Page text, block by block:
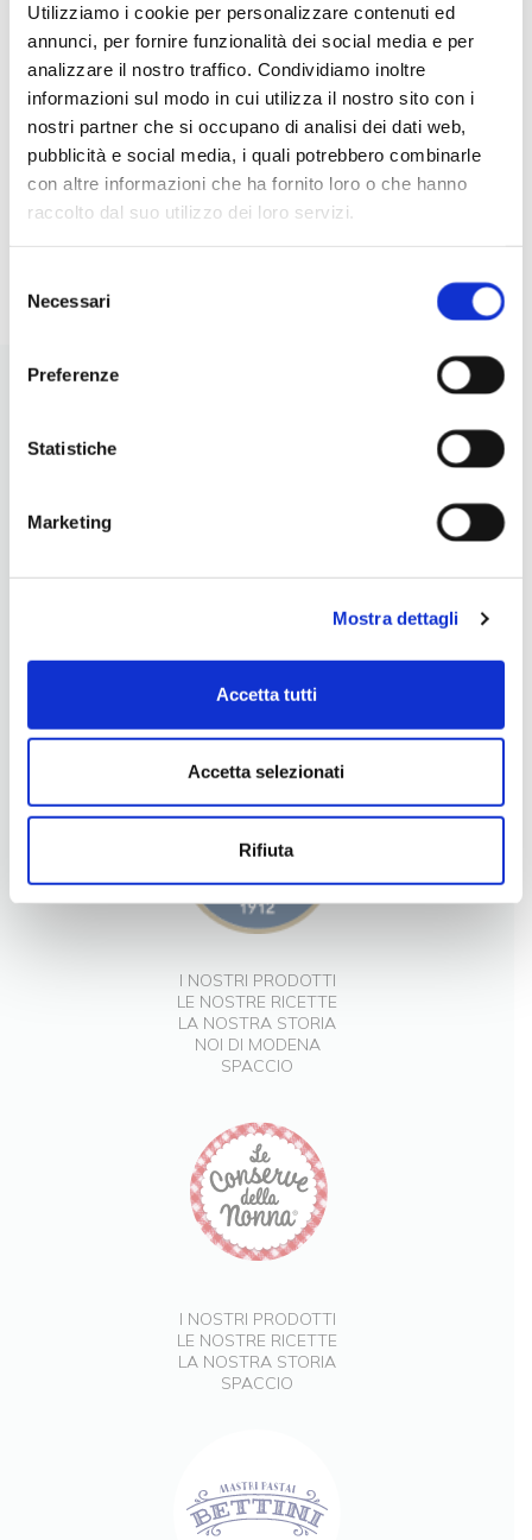
Utilizziamo i cookie per personalizzare contenuti ed
annunci, per fornire funzionalità dei social media e per
analizzare il nostro traffico. Condividiamo inoltre
informazioni sul modo in cui utilizza il nostro sito con i
nostri partner che si occupano di analisi dei dati web,
pubblicità e social media, i quali potrebbero combinarle
con altre informazioni che ha fornito loro o che hanno
raccolto dal suo utilizzo dei loro servizi.
delNecessari
Preferenze
Statistiche
Marketing
Mostra dettagli
Accetta tutti
Accetta selezionati
Rifiuta
LEGUMI: IDEE ORIGINALI,
NUTRIENTI E FACILI DA
PREPARARE
LEGGI
INGREDIENTI DI QUALITÀ
I NOSTRI PRODOTTI
LE NOSTRE RICETTE
LA NOSTRA STORIA
NOI DI MODENA
SPACCIO
I NOSTRI PRODOTTI
LE NOSTRE RICETTE
LA NOSTRA STORIA
SPACCIO